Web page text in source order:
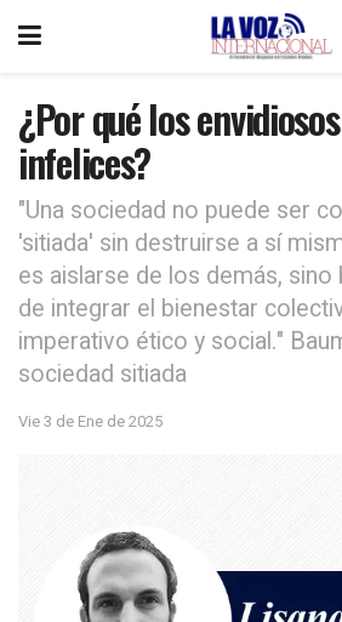
¿Por qué los
infelices?
"Una sociedad no puede ser
'sitiada' sin destruirse a sí
es aislarse de los demás, sino
de integrar el bienestar
imperativo ético y social."
sociedad sitiada
Vie 3 de Ene de 2025